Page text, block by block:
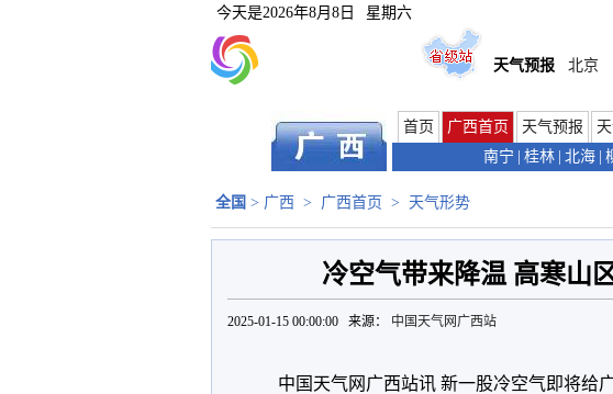
今天是2026年8月8日 星期六
天气预报
北京
首页 广西首页 天气预报
南宁
桂林 北海
全国 > 广西 > 广西首页 > 天气形势
冷空气带来降温 高寒山
2025-01-15 00:00:00 来源： 中国天气网广西站
中国天气网广西站讯 新一股冷空气即将给